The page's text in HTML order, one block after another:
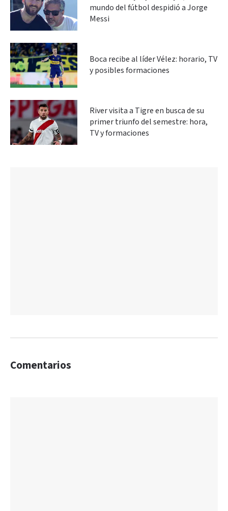
mundo del fútbol despidió a Jorge
Messi
Boca recibe al líder Vélez: horario, TV
y posibles formaciones
River visita a Tigre en busca de su
primer triunfo del semestre: hora,
TV y formaciones
Comentarios